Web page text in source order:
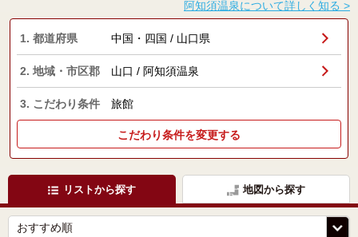
阿知須温泉について詳しく知る >
1. 都道府県 中国・四国 / 山口県
2. 地域・市区郡 山口 / 阿知須温泉
3. こだわり条件 旅館
こだわり条件を変更する
リストから探す 地図から探す